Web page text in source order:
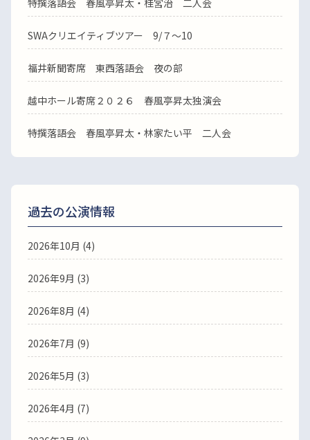
特撰落語会 春風亭昇太・桂宮治 二人会
SWAクリエイティブツアー 9/７～10
福井新聞寄席 東西落語会 夜の部
越中ホール寄席２０２６ 春風亭昇太独演会
特撰落語会 春風亭昇太・林家たい平 二人会
過去の公演情報
2026年10月 (4)
2026年9月 (3)
2026年8月 (4)
2026年7月 (9)
2026年5月 (3)
2026年4月 (7)